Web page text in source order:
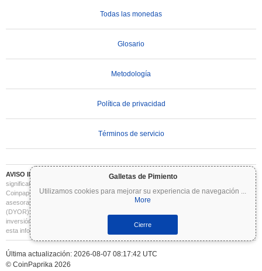
Galletas de Pimiento
Utilizamos cookies para mejorar su experiencia de navegación ...
More
Cierre
Todas las monedas
Glosario
Metodología
Política de privacidad
Términos de servicio
AVISO IMPORTANTE:
Las criptomonedas son altamente volátiles e implican un riesgo
significativo. Puede perder parte o la totalidad de su inversión. Toda la información en
Coinpaprika se proporciona únicamente con fines informativos y no constituye
asesoramiento financiero o de inversión. Siempre realice su propia investigación
(DYOR) y consulte a un asesor financiero cualificado antes de tomar decisiones de
inversión. Coinpaprika no se hace responsable de las pérdidas derivadas del uso de
esta información.
Última actualización: 2026-08-07 08:17:42 UTC
© CoinPaprika 2026